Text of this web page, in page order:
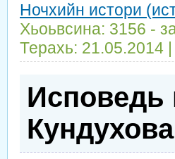
Ночхийн истори
Хьоьвсина: 3156 -
Терахь: 21.05.2014
Исповедь
Кундухова